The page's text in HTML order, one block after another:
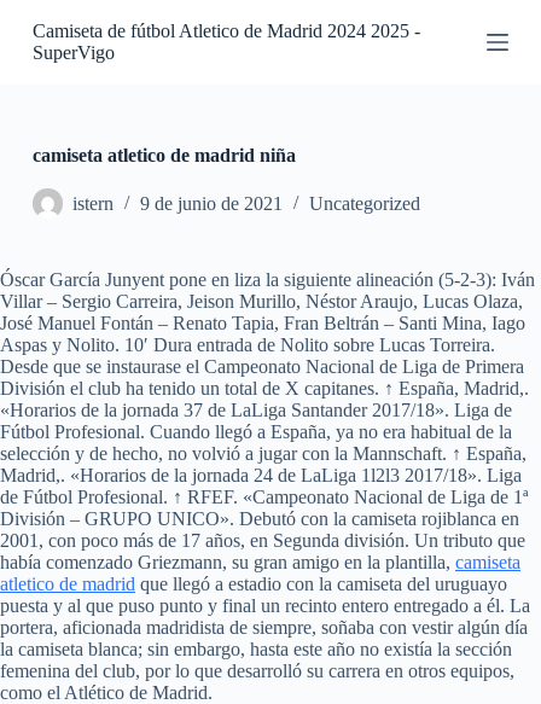
S
e
n
i
d
o
Camiseta de fútbol Atletico de Madrid 2024 2025 -
SuperVigo
camiseta atletico de madrid niña
istern 9 de junio de 2021 Uncategorized
Óscar García Junyent pone en liza la siguiente alineación (5-2-3): Iván
Villar – Sergio Carreira, Jeison Murillo, Néstor Araujo, Lucas Olaza,
José Manuel Fontán – Renato Tapia, Fran Beltrán – Santi Mina, Iago
Aspas y Nolito. 10′ Dura entrada de Nolito sobre Lucas Torreira.
Desde que se instaurase el Campeonato Nacional de Liga de Primera
División el club ha tenido un total de X capitanes. ↑ España, Madrid,.
«Horarios de la jornada 37 de LaLiga Santander 2017/18». Liga de
Fútbol Profesional. Cuando llegó a España, ya no era habitual de la
selección y de hecho, no volvió a jugar con la Mannschaft. ↑ España,
Madrid,. «Horarios de la jornada 24 de LaLiga 1l2l3 2017/18». Liga
de Fútbol Profesional. ↑ RFEF. «Campeonato Nacional de Liga de 1ª
División – GRUPO UNICO». Debutó con la camiseta rojiblanca en
2001, con poco más de 17 años, en Segunda división. Un tributo que
había comenzado Griezmann, su gran amigo en la plantilla, camiseta
atletico de madrid que llegó a estadio con la camiseta del uruguayo
puesta y al que puso punto y final un recinto entero entregado a él. La
portera, aficionada madridista de siempre, soñaba con vestir algún día
la camiseta blanca; sin embargo, hasta este año no existía la sección
femenina del club, por lo que desarrolló su carrera en otros equipos,
como el Atlético de Madrid.